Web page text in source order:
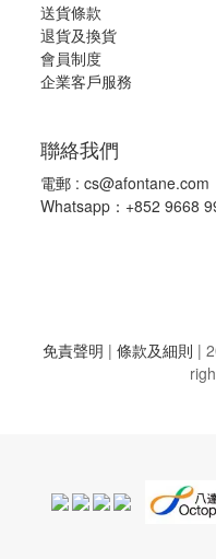
送貨條款
退貨及換貨
會員制度
企業客戶服務
聯絡我們
電郵 : cs@afontane.com
Whatsapp：+852 9668
免責聲明 | 條款及細則 |